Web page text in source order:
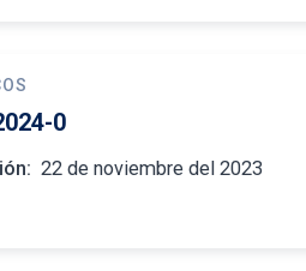
0
22 de noviembre del 2023